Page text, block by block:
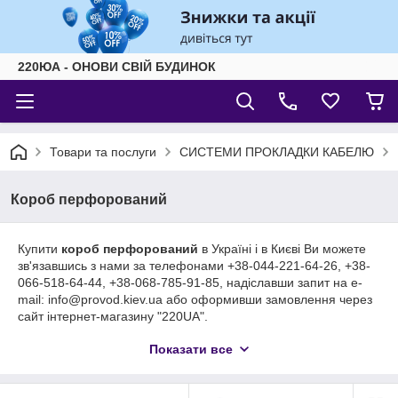
220ЮА - ОНОВИ СВІЙ БУДИНОК
Товари та послуги СИСТЕМИ ПРОКЛАДКИ КАБЕЛЮ
Короб перфорований
Купити короб перфорований в Україні і в Києві Ви можете
зв'язавшись з нами за телефонами +38-044-221-64-26, +38-
066-518-64-44, +38-068-785-91-85, надіславши запит на e-
mail: info@provod.kiev.ua або оформивши замовлення через
сайт інтернет-магазину "220UA".
в наявності будь-які супутні аксесуари!!!
Плануючи організацію надійного і практичного монтажу
Показати все